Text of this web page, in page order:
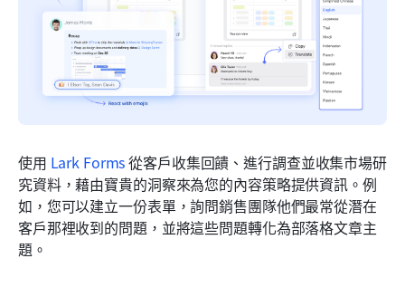
使用 Lark Forms 從客戶收集回饋、進行調查並收集市場研
究資料，藉由寶貴的洞察來為您的內容策略提供資訊。例
如，您可以建立一份表單，詢問銷售團隊他們最常從潛在
客戶那裡收到的問題，並將這些問題轉化為部落格文章主
題。